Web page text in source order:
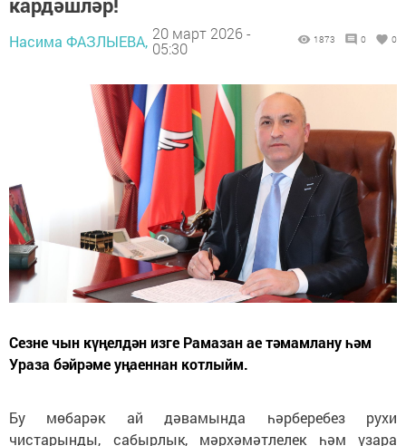
Насима ФАЗЛЫЕВА, 20 март 2026 -
05:30
1873 0 0
Сезне чын күңелдән изге Рамазан ае тәмамлану һәм
Ураза бәйрәме уңаеннан котлыйм.
Бу мөбарәк ай дәвамында һәрберебез рухи
чистарынды, сабырлык, мәрхәмәтлелек һәм үзара